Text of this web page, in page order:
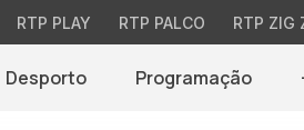
RTP PLAY RTP PALCO RTP ZIG
Desporto Programação